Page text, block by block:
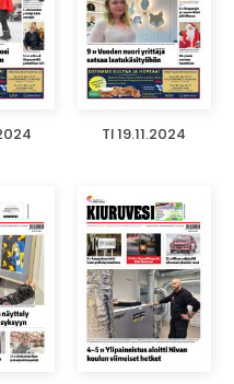
TI 19.11.2024